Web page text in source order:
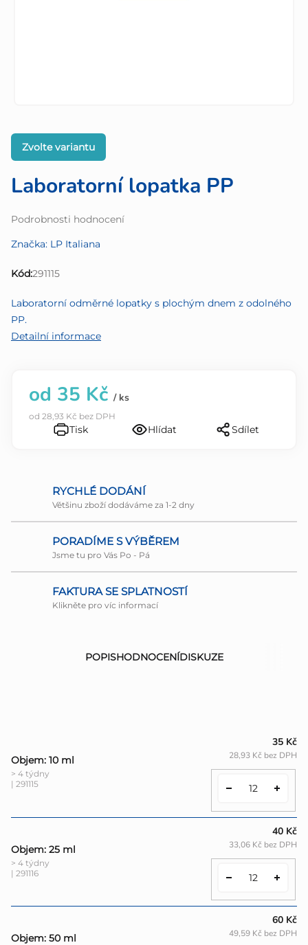
Laboratorní lopatka PP
Průměrné
produktu
0,0
Podrobnosti hodnocení
Značka: LP Italiana
Kód:291115
Zvolte variantu
Laboratorní odměrné lopatky s plochým dnem z odolného
PP.
Detailní informace
od 35 Kč / ks
od 28,93 Kč bez DPH
Tisk Hlídat Sdílet
RYCHLÉ DODÁNÍ
Většinu zboží dodáváme za 1-2 dny
PORADÍME S VÝBĚREM
Jsme tu pro Vás Po - Pá
FAKTURA SE SPLATNOSTÍ
Klikněte pro víc informací
POPISHODNOCENÍDISKUZE
Objem: 10 ml
> 4 týdny
| 291115
35 Kč
28,93 Kč bez DPH
Objem: 25 ml
> 4 týdny
| 291116
40 Kč
33,06 Kč bez DPH
Objem: 50 ml
60 Kč
49,59 Kč bez DPH